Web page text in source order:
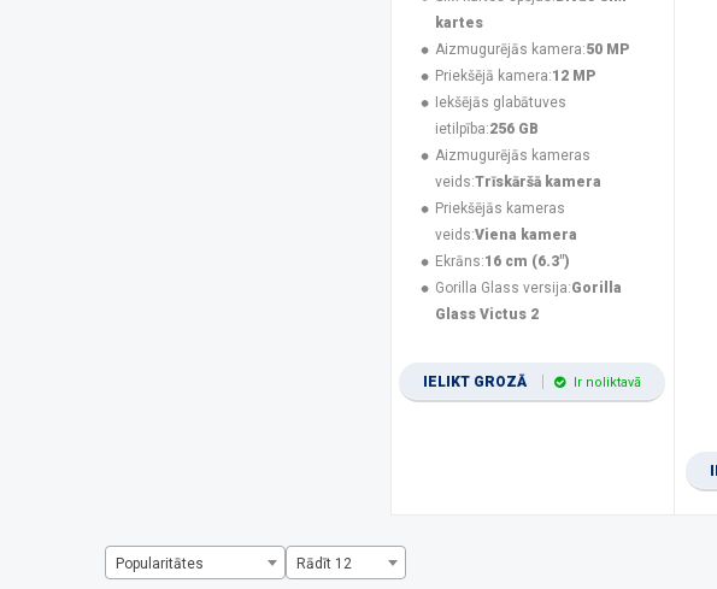
1660 x 720 pikseļi
2184 x 1968 pikseļi (5)
kartes
Aizmugurējās kamera:50 MP
Priekšējā kamera:12 MP
Iekšējās glabātuves
ietilpība:256 GB
Aizmugurējās kameras
veids:Trīskāršā kamera
Priekšējās kameras
veids:Viena kamera
Ekrāns:16 cm (6.3")
Gorilla Glass versija:Gorilla
Glass Victus 2
IELIKT GROZĀ Ir noliktavā
Popularitātes Rādīt 12